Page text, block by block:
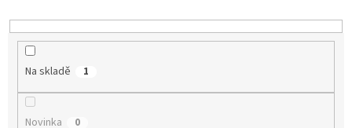
Na skladě 1
Novinka 0